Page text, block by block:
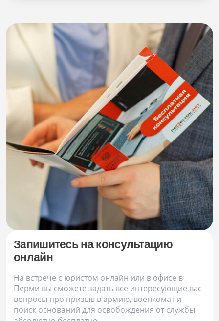
Запишитесь на консультацию
онлайн
На встрече с юристом онлайн или в офисе в
Перми вы сможете задать все интересующие вас
вопросы про призыв в армию, военкомат и
поиск оснований для освобождения от службы